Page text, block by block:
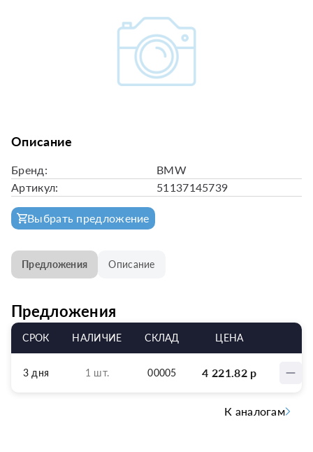
Описание
Бренд:
BMW
Артикул:
51137145739
Выбрать предложение
Предложения Описание
Предложения
СРОК НАЛИЧИЕ СКЛАД ЦЕНА
3 дня 1 шт. 00005 4 221.82р
К аналогам